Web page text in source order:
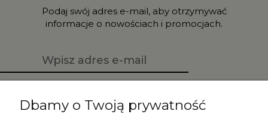
Podaj swój adres e-mail, aby otrzymywać
informacje o nowościach i promocjach.
Dbamy o Twoją prywatność